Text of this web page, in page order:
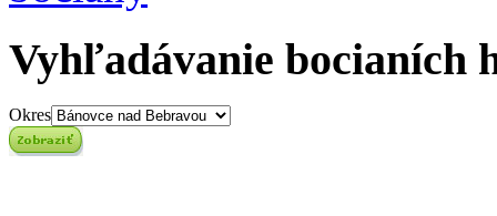
Vyhľadávanie bocianích
Okres